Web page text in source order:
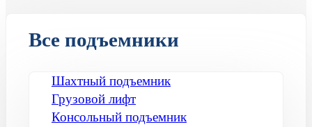
Все подъемники
Шахтный подъемник
Грузовой лифт
Консольный подъемник